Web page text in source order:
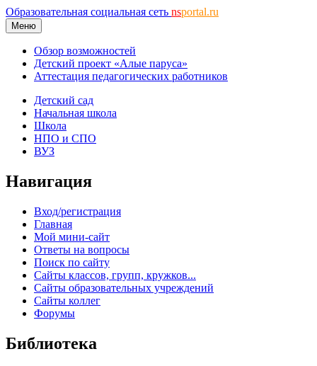
Образовательная социальная сеть nsportal.ru
Меню
Обзор возможностей
Детский проект «Алые паруса»
Аттестация педагогических работников
Детский сад
Начальная школа
Школа
НПО и СПО
ВУЗ
Навигация
Вход/регистрация
Главная
Мой мини-сайт
Ответы на вопросы
Поиск по сайту
Сайты классов, групп, кружков...
Сайты образовательных учреждений
Сайты коллег
Форумы
Библиотека